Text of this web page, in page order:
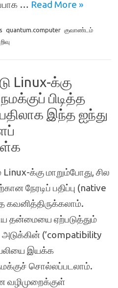
… Read More »
quantum.computer குவாண்டம்
Linux-க்கு
பிடித்த
இந்த ஐந்து
க்கு மாறும்போது, ​​சில
நேரடிப் பதிப்பு (native
தன்மையை ஏற்படுத்தும்
(​​’compatibility
இயக்க
சொல்லப்படலாம்.